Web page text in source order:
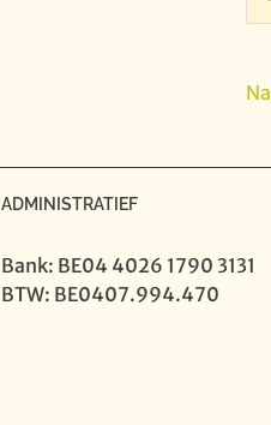
ADMINISTRATIEF
Bank: BE04 4026 1790 3131
BTW: BE0407.994.470